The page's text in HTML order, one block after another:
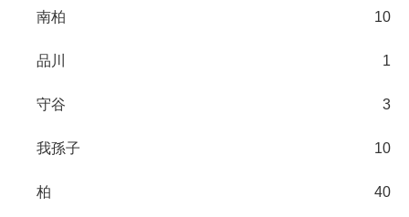
南柏 10
品川 1
守谷 3
我孫子 10
柏 40